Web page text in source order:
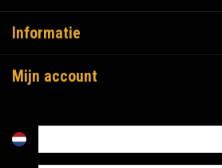
Informatie
Mijn account